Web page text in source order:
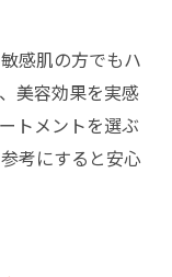
感肌の方でもハ
美容効果を実感
トメントを選ぶ
考にすると安心